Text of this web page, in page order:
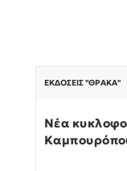
ΕΚΔΌΣΕΙΣ "ΘΡΆΚΑ"
Νέα